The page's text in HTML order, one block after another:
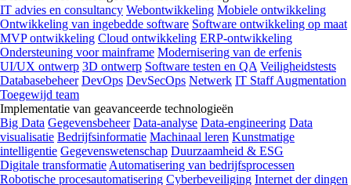
IT advies en consultancy Webontwikkeling Mobiele ontwikkeling
Ontwikkeling van ingebedde software Software ontwikkeling op maat
MVP ontwikkeling Cloud ontwikkeling ERP-ontwikkeling
Ondersteuning voor mainframe Modernisering van de erfenis
UI/UX ontwerp 3D ontwerp Software testen en QA Veiligheidstests
Databasebeheer DevOps DevSecOps Netwerk IT Staff Augmentation
Toegewijd team
Implementatie van geavanceerde technologieën
Big Data Gegevensbeheer Data-analyse Data-engineering Data
visualisatie Bedrijfsinformatie Machinaal leren Kunstmatige
intelligentie Gegevenswetenschap Duurzaamheid & ESG
Digitale transformatie Automatisering van bedrijfsprocessen
Robotische procesautomatisering Cyberbeveiliging Internet der dingen